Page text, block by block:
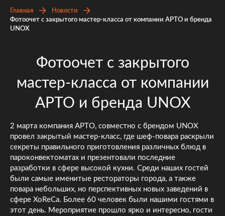
Главная
Новости
Фотоочет с закрытого мастер-класса от компании АРТО и бренда
UNOX
Фотоочет с закрытого
мастер-класса от компании
АРТО и бренда UNOX
2 марта компания АРТО, совместно с брендом UNOX
провел закрытый мастер-класс, где шеф-повара раскрыли
секреты правильного приготовления различных блюд в
пароконвектоматах и презентовали последние
разработки в сфере высокой кухни. Среди наших гостей
были самые именитые рестораторы города, а также
повара небольших, но перспективных новых заведений в
сфере XoReCa. Более 60 человек были нашими гостями в
этот день. Мероприятие прошло ярко и интересно, гости